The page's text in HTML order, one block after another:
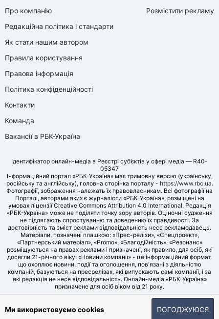
Про компанію
Редакційна політика і стандарти
Як стати нашим автором
Правила користування
Правова інформація
Політика конфіденційності
Контакти
Команда
Вакансії в РБК-Україна
Розмістити рекламу
Ідентифікатор онлайн-медіа в Реєстрі суб’єктів у сфері медіа — R40-
05347
Інформаційний портал «РБК-Україна» має тримовну версію (українську,
російську та англійську), головна сторінка порталу - https://www.rbc.ua.
Фотографії, зображення належать їх правовласникам. Всі фотографії на
Порталі, авторами яких є журналісти «РБК-Україна», розміщені на
умовах ліцензії Creative Commons Attribution 4.0 International. Редакція
«РБК-Україна» може не поділяти точку зору авторів. Оціночні судження
не підлягають спростуванню та доведенню їх правдивості. За
достовірність та зміст реклами відповідальність несе рекламодавець.
Матеріали, позначені плашкою: «Прес-релізи», «Спецпроект»,
«Партнерський матеріал», «Promo», «Благодійність», «Резонанс»
розміщуються на правах реклами і призначені, як правило, для осіб, які
досягли 21-річного віку. «Новини компанії» - це інформаційний формат,
що охоплює новини, події та оголошення, пов'язані з діяльністю
компаній, базуються на пресрелізах, які випускають самі компанії, і за
які редакція не несе відповідальність. Онлайн-медіа «РБК-Україна»
призначене для осіб віком від 21 року.
© LLC «UBT MEDIA», 2006-2026.
Ми використовуємо cookies ПОГОДЖУЮСЯ